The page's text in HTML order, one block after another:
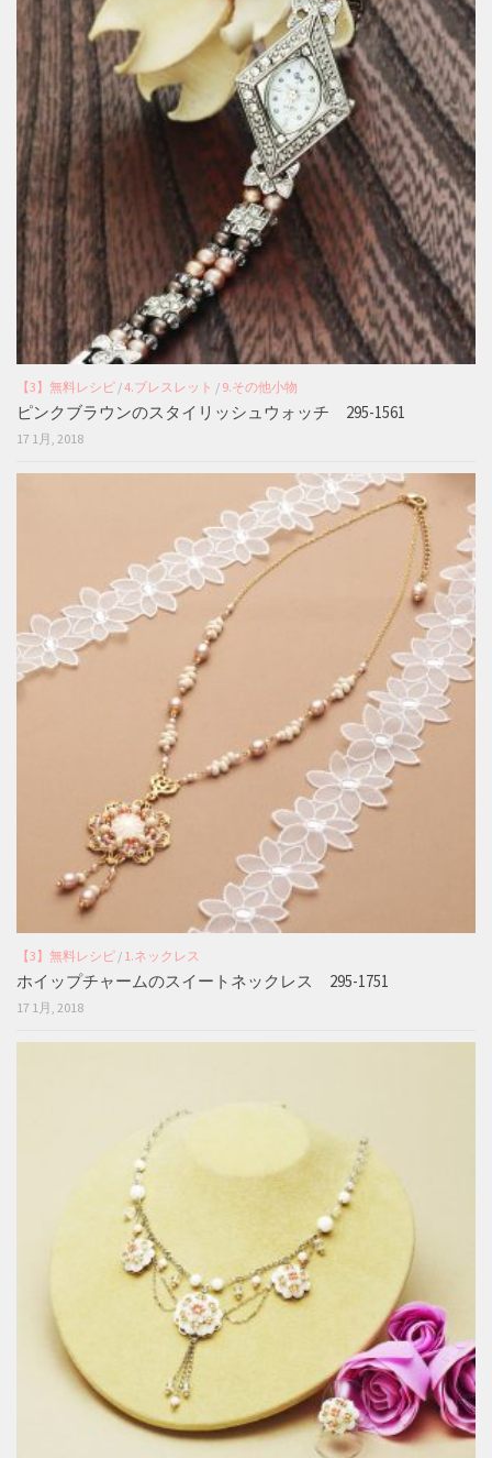
【3】無料レシピ /4.ブレスレット / 9.その他小物
ピンクブラウンのスタイリッシュウォッチ 295-1561
17 1月, 2018
【3】無料レシピ / 1.ネックレス
ホイップチャームのスイートネックレス 295-1751
17 1月, 2018